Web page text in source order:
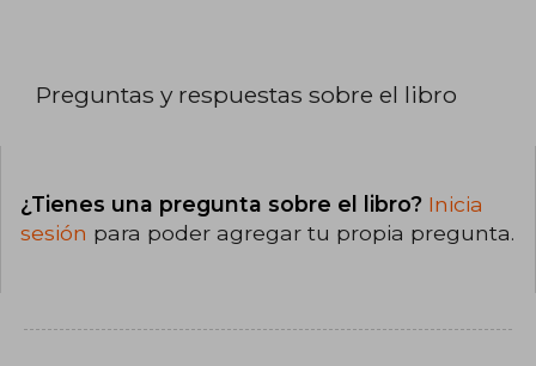
Preguntas y respuestas sobre el libro
¿Tienes una pregunta sobre el libro? Inicia
sesión para poder agregar tu propia pregunta.